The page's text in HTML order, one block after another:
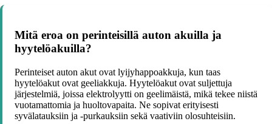
Mitä eroa on perinteisillä auton akuilla ja
hyytelöakuilla?
Perinteiset auton akut ovat lyijyhappoakkuja, kun taas
hyytelöakut ovat geeliakkuja. Hyytelöakut ovat suljettuja
järjestelmiä, joissa elektrolyytti on geelimäistä, mikä tekee niistä
vuotamattomia ja huoltovapaita. Ne sopivat erityisesti
syvälatauksiin ja -purkauksiin sekä vaativiin olosuhteisiin.